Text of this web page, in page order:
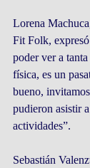
Lorena
Fit Folk,
poder ver a
física, es un
bueno,
pudieron asistir
actividades”.
Sebastián